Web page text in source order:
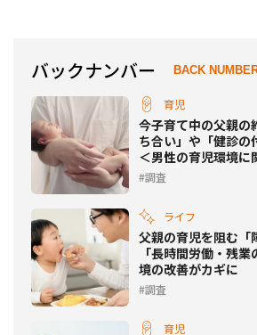
バックナンバー BACK
育児
今子育て中の父親の
ち合い」や「健診の
＜男性の育児環境に
調査
ライフ
父親の育児を阻む「
「長時間労働・残
境の改善がカギに
調査
育児